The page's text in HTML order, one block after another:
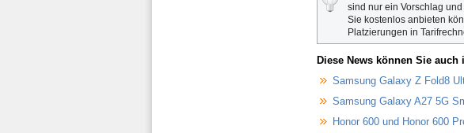
sind nur ein Vorschlag
Sie kostenlos anbieten
Platzierungen in
Diese News können Sie auch
Samsung Galaxy Z Fold8
Samsung Galaxy A27 5G
Honor 600 und Honor 600